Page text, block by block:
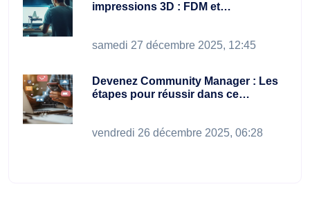
impressions 3D : FDM et…
samedi 27 décembre 2025, 12:45
Devenez Community Manager : Les
étapes pour réussir dans ce…
vendredi 26 décembre 2025, 06:28